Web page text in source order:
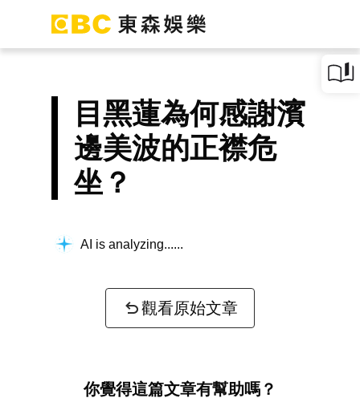
目黑蓮為何感謝濱
邊美波的正襟危
坐？
AI is analyzing...
觀看原始文章
你覺得這篇文章有幫助嗎？